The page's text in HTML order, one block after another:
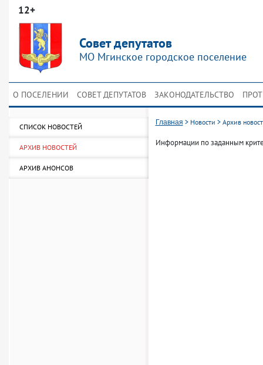
12+
Совет депутатов
МО Мгинское городское поселение
О ПОСЕЛЕНИИ СОВЕТ ДЕПУТАТОВ ЗАКОНОДАТЕЛЬСТВО
СПИСОК НОВОСТЕЙ
АРХИВ НОВОСТЕЙ
АРХИВ АНОНСОВ
Главная > Новости > Архив
Информации по заданным